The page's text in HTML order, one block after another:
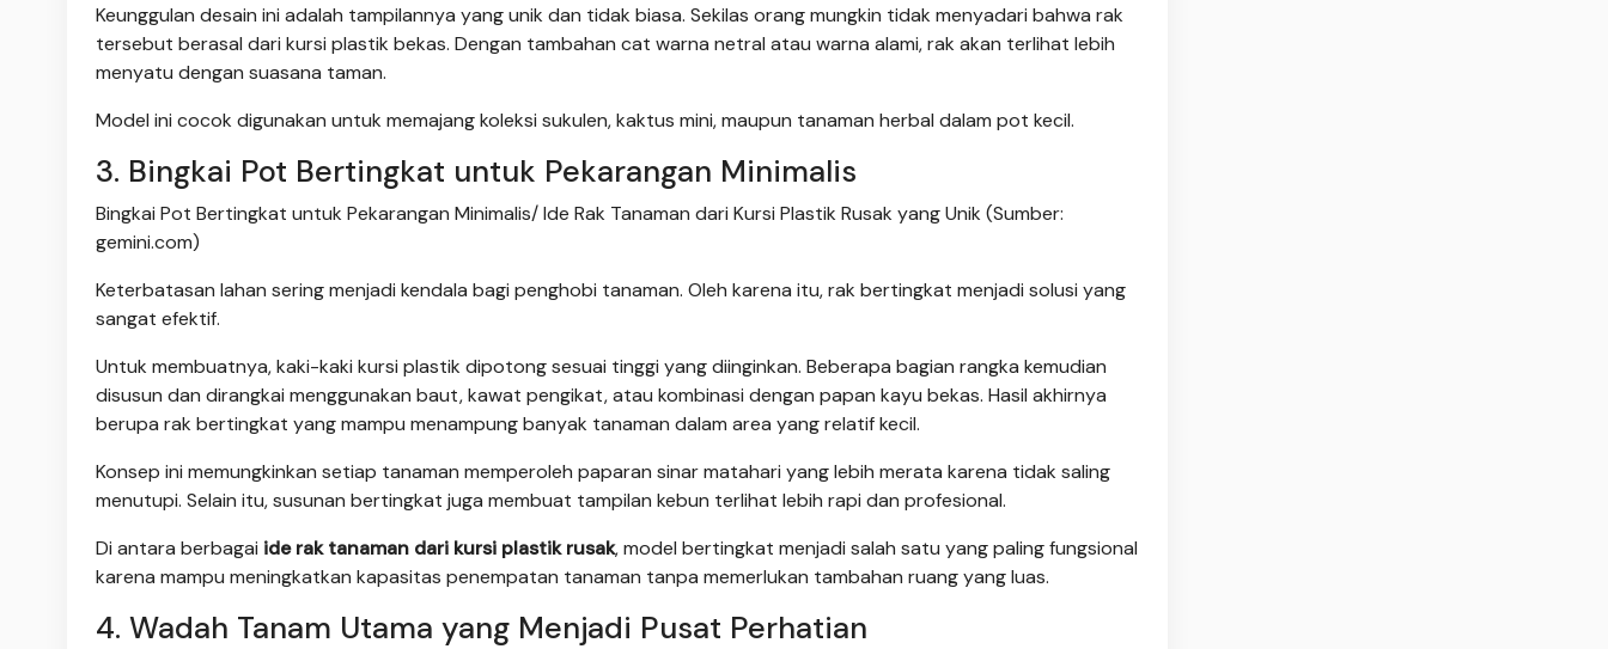
Keunggulan desain ini adalah tampilannya yang unik dan tidak biasa. Sekilas orang mungkin tidak menyadari bahwa rak
tersebut berasal dari kursi plastik bekas. Dengan tambahan cat warna netral atau warna alami, rak akan terlihat lebih
menyatu dengan suasana taman.
Model ini cocok digunakan untuk memajang koleksi sukulen, kaktus mini, maupun tanaman herbal dalam pot kecil.
3. Bingkai Pot Bertingkat untuk Pekarangan Minimalis
Bingkai Pot Bertingkat untuk Pekarangan Minimalis/ Ide Rak Tanaman dari Kursi Plastik Rusak yang Unik (Sumber:
gemini.com)
Keterbatasan lahan sering menjadi kendala bagi penghobi tanaman. Oleh karena itu, rak bertingkat menjadi solusi yang
sangat efektif.
Untuk membuatnya, kaki-kaki kursi plastik dipotong sesuai tinggi yang diinginkan. Beberapa bagian rangka kemudian
disusun dan dirangkai menggunakan baut, kawat pengikat, atau kombinasi dengan papan kayu bekas. Hasil akhirnya
berupa rak bertingkat yang mampu menampung banyak tanaman dalam area yang relatif kecil.
Konsep ini memungkinkan setiap tanaman memperoleh paparan sinar matahari yang lebih merata karena tidak saling
menutupi. Selain itu, susunan bertingkat juga membuat tampilan kebun terlihat lebih rapi dan profesional.
Di antara berbagai ide rak tanaman dari kursi plastik rusak, model bertingkat menjadi salah satu yang paling fungsional
karena mampu meningkatkan kapasitas penempatan tanaman tanpa memerlukan tambahan ruang yang luas.
4. Wadah Tanam Utama yang Menjadi Pusat Perhatian